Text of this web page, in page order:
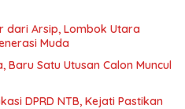
dari Arsip, Lombok Utara
Muda
Baru Satu Utusan Calon Muncul
DPRD NTB, Kejati Pastikan